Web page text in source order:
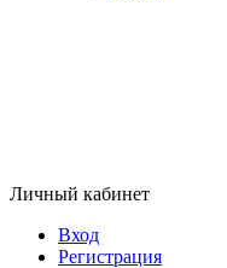
Личный кабинет
Вход
Регистрация